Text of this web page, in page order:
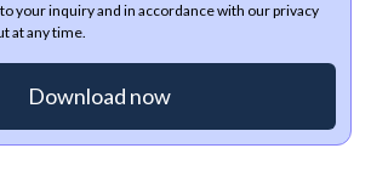
your inquiry and in accordance with our privacy
at any time.